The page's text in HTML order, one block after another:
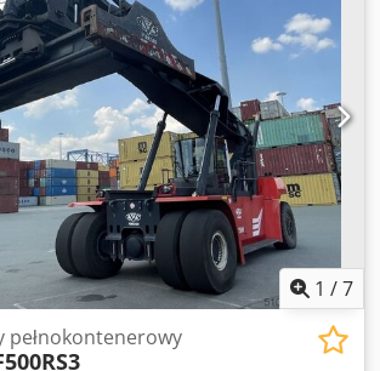
1 /7
pełnokontenerowy